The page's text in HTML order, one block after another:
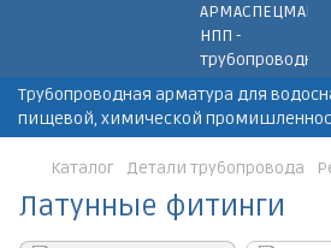
Трубопроводная арматура для
пищевой, химической
Каталог Детали трубопровода
Латунные фитинги